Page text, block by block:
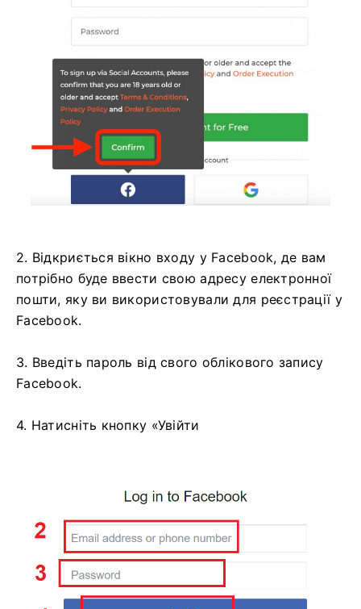
2. Відкриється вікно входу у Facebook, де вам
потрібно буде ввести свою адресу електронної
пошти, яку ви використовували для реєстрації у
Facebook.
3. Введіть пароль від свого облікового запису
Facebook.
4. Натисніть кнопку «Увійти